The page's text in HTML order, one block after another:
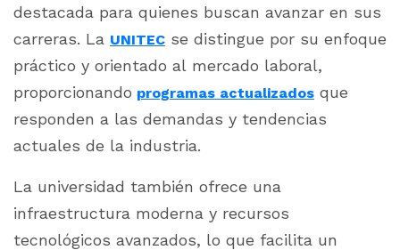
destacada para quienes buscan avanzar en sus
carreras. La UNITEC se distingue por su enfoque
práctico y orientado al mercado laboral,
proporcionando programas actualizados que
responden a las demandas y tendencias
actuales de la industria.
La universidad también ofrece una
infraestructura moderna y recursos
tecnológicos avanzados, lo que facilita un